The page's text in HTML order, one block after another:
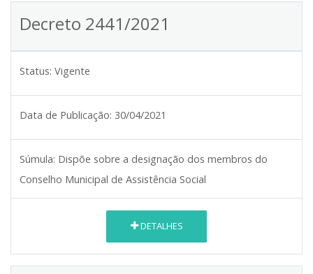
Decreto 2441/2021
Status: Vigente
Data de Publicação: 30/04/2021
Súmula: Dispõe sobre a designação dos membros do
Conselho Municipal de Assistência Social
DETALHES